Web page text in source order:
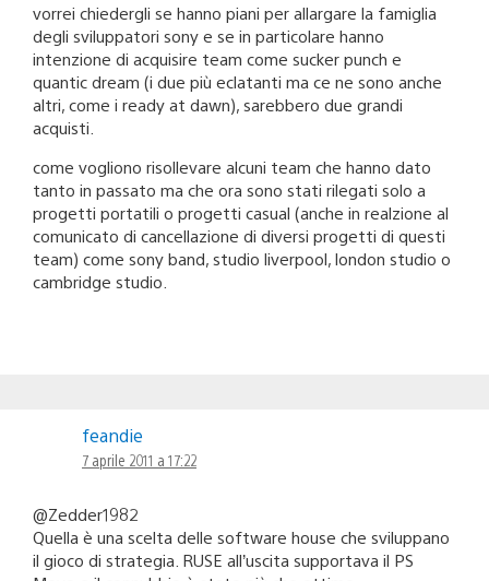
vorrei chiedergli se hanno piani per allargare la famiglia
degli sviluppatori sony e se in particolare hanno
intenzione di acquisire team come sucker punch e
quantic dream (i due più eclatanti ma ce ne sono anche
altri, come i ready at dawn), sarebbero due grandi
acquisti.
come vogliono risollevare alcuni team che hanno dato
tanto in passato ma che ora sono stati rilegati solo a
progetti portatili o progetti casual (anche in realzione al
comunicato di cancellazione di diversi progetti di questi
team) come sony band, studio liverpool, london studio o
cambridge studio.
feandie
7 aprile 2011 a 17:22
@Zedder1982
Quella è una scelta delle software house che sviluppano
il gioco di strategia. RUSE all’uscita supportava il PS